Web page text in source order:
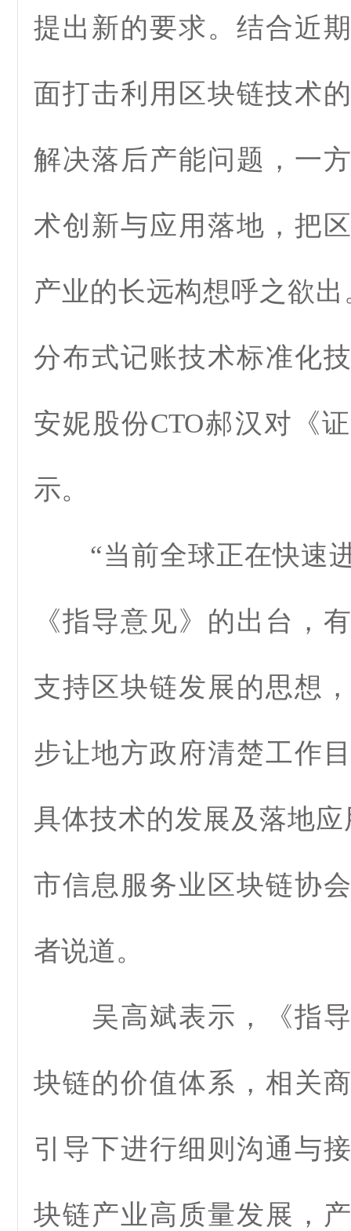
提出新的要求。结合近
面打击利用区块链技术
解决落后产能问题，一
术创新与应用落地，把
产业的长远构想呼之欲
分布式记账技术标准化
安妮股份CTO郝汉对《
示。
“当前全球正在快速
《指导意见》的出台，
支持区块链发展的思想
步让地方政府清楚工作
具体技术的发展及落地
市信息服务业区块链协
者说道。
吴高斌表示，《指导
块链的价值体系，相关
引导下进行细则沟通与
块链产业高质量发展，